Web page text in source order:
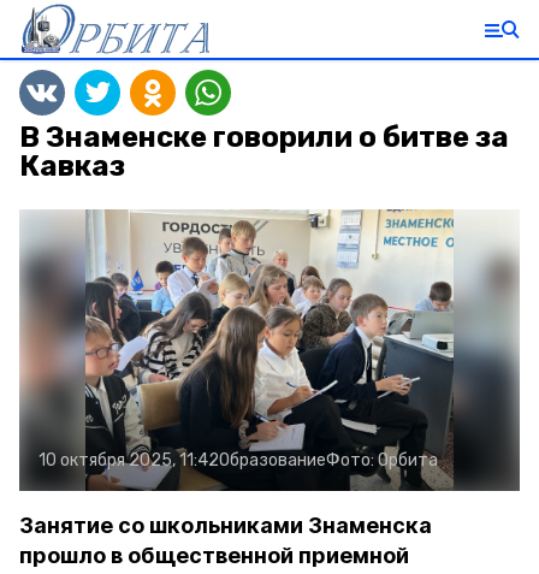
В Знаменске говорили о битве за
Кавказ
10 октября 2025, 11:42ОбразованиеФото: Орбита
Занятие со школьниками Знаменска
прошло в общественной приемной